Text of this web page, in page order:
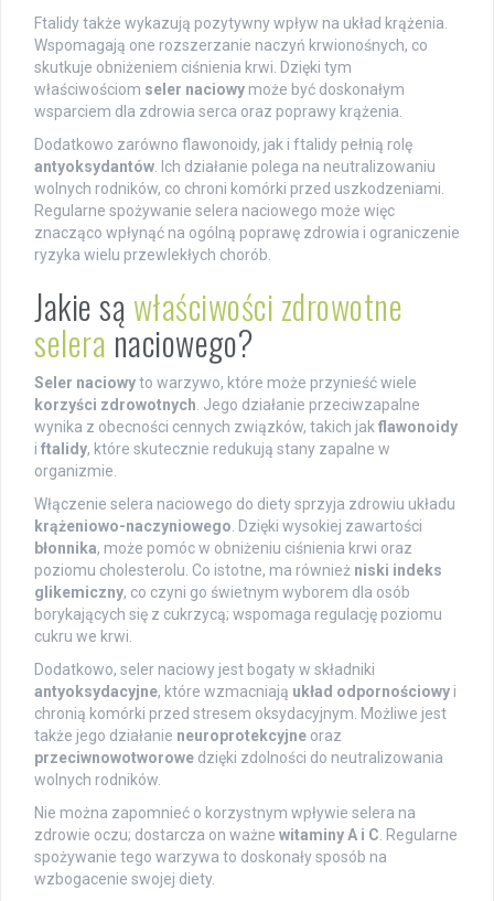
Ftalidy także wykazują pozytywny wpływ na układ krążenia.
Wspomagają one rozszerzanie naczyń krwionośnych, co
skutkuje obniżeniem ciśnienia krwi. Dzięki tym
właściwościom seler naciowy może być doskonałym
wsparciem dla zdrowia serca oraz poprawy krążenia.
Dodatkowo zarówno flawonoidy, jak i ftalidy pełnią rolę
antyoksydantów . Ich działanie polega na neutralizowaniu
wolnych rodników, co chroni komórki przed uszkodzeniami.
Regularne spożywanie selera naciowego może więc
znacząco wpłynąć na ogólną poprawę zdrowia i ograniczenie
ryzyka wielu przewlekłych chorób.
Jakie są właściwości zdrowotne
selera naciowego?
Seler naciowyto warzywo, które może przynieść wiele
korzyści zdrowotnych . Jego działanie przeciwzapalne
wynika z obecności cennych związków, takich jak flawonoidy
i ftalidy, które skutecznie redukują stany zapalne w
organizmie.
Włączenie selera naciowego do diety sprzyja zdrowiu układu
krążeniowo-naczyniowego . Dzięki wysokiej zawartości
błonnika, może pomóc w obniżeniu ciśnienia krwi oraz
poziomu cholesterolu. Co istotne, ma również niski indeks
glikemiczny, co czyni go świetnym wyborem dla osób
borykających się z cukrzycą; wspomaga regulację poziomu
cukru we krwi.
Dodatkowo, seler naciowy jest bogaty w składniki
antyoksydacyjne, które wzmacniają układ odpornościowy i
chronią komórki przed stresem oksydacyjnym. Możliwe jest
także jego działanie neuroprotekcyjne oraz
przeciwnowotworowe dzięki zdolności do neutralizowania
wolnych rodników.
Nie można zapomnieć o korzystnym wpływie selera na
zdrowie oczu; dostarcza on ważne witaminy A i C . Regularne
spożywanie tego warzywa to doskonały sposób na
wzbogacenie swojej diety.